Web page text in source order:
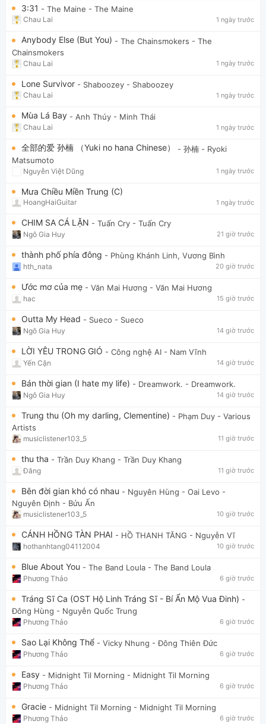
3:31 - The Maine - The Maine
Chau Lai 1 ngày trước
Anybody Else (But You) - The Chainsmokers - The
Chainsmokers
Chau Lai 1 ngày trước
Lone Survivor - Shaboozey - Shaboozey
Chau Lai 1 ngày trước
Mùa Lá Bay - Anh Thúy - Minh Thái
Chau Lai 1 ngày trước
全部的爱 孙楠 （Yuki no hana Chinese） - 孙楠 - Ryoki
Matsumoto
Nguyễn Việt Dũng 1 ngày trước
Mưa Chiều Miền Trung (C)
HoangHaiGuitar 1 ngày trước
CHIM SA CÁ LẶN - Tuấn Cry - Tuấn Cry
Ngô Gia Huy 21 giờ trước
thành phố phía đông - Phùng Khánh Linh, Vương Bình
hth_nata 20 giờ trước
Ước mơ của mẹ - Văn Mai Hương - Văn Mai Hương
hac 15 giờ trước
Outta My Head - Sueco - Sueco
Ngô Gia Huy 14 giờ trước
LỜI YÊU TRONG GIÓ - Công nghệ AI - Nam Vĩnh
Yến Cận 14 giờ trước
Bán thời gian (I hate my life) - Dreamwork. - Dreamwork.
Ngô Gia Huy 14 giờ trước
Trung thu (Oh my darling, Clementine) - Phạm Duy - Various
Artists
musiclistener103_5 11 giờ trước
thu tha - Trần Duy Khang - Trần Duy Khang
Đăng 11 giờ trước
Bên đời gian khó có nhau - Nguyên Hùng - Oai Levo -
Nguyên Định - Bửu Ấn
musiclistener103_5 10 giờ trước
CÁNH HỒNG TÀN PHAI - HỒ THANH TĂNG - Nguyễn Vĩ
hothanhtang04112004 10 giờ trước
Blue About You - The Band Loula - The Band Loula
Phương Thảo 6 giờ trước
Tráng Sĩ Ca (OST Hộ Linh Tráng Sĩ - Bí Ẩn Mộ Vua Đinh) -
Đông Hùng - Nguyễn Quốc Trung
Phương Thảo 6 giờ trước
Sao Lại Không Thể - Vicky Nhung - Đông Thiên Đức
Phương Thảo 6 giờ trước
Easy - Midnight Til Morning - Midnight Til Morning
Phương Thảo 6 giờ trước
Gracie - Midnight Til Morning - Midnight Til Morning
Phương Thảo 6 giờ trước